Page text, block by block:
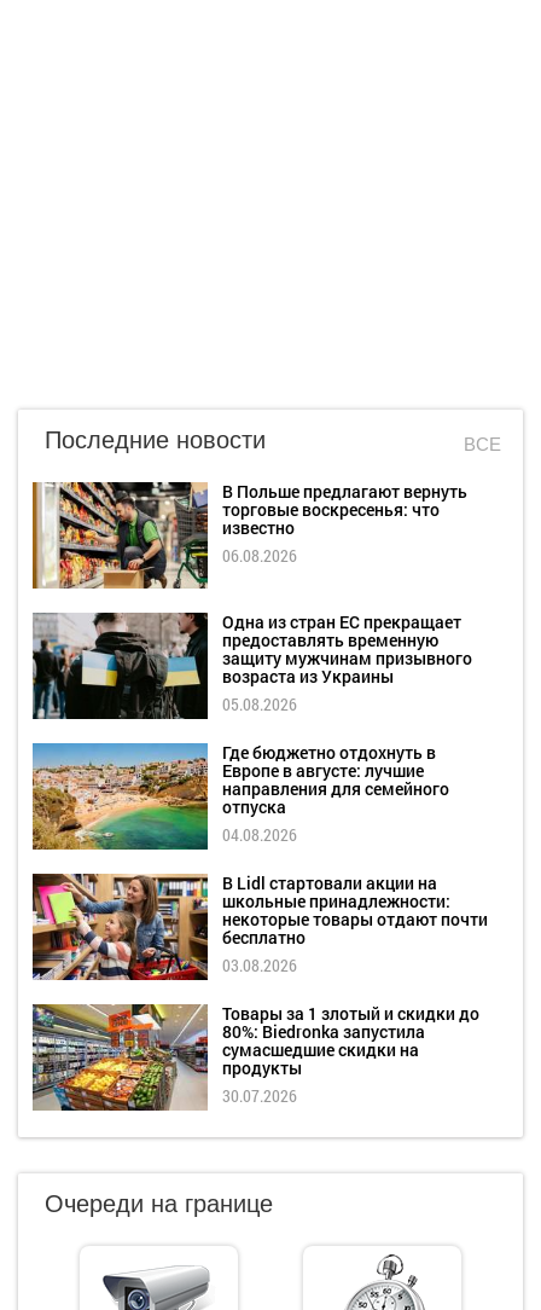
Последние новости ВСЕ
В Польше предлагают вернуть
торговые воскресенья: что
известно
06.08.2026
Одна из стран ЕС прекращает
предоставлять временную
защиту мужчинам призывного
возраста из Украины
05.08.2026
Где бюджетно отдохнуть в
Европе в августе: лучшие
направления для семейного
отпуска
04.08.2026
В Lidl стартовали акции на
школьные принадлежности:
некоторые товары отдают почти
бесплатно
03.08.2026
Товары за 1 злотый и скидки до
80%: Biedronka запустила
сумасшедшие скидки на
продукты
30.07.2026
Очереди на границе